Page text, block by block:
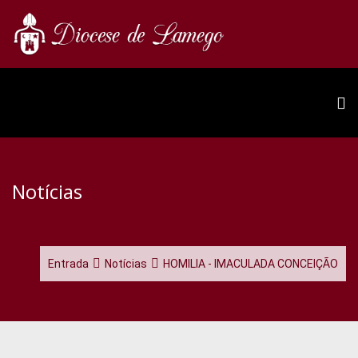
Notícias
Entrada Notícias HOMILIA - IMACULADA CONCEIÇÃO